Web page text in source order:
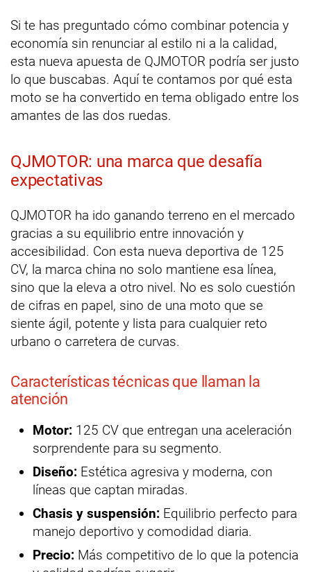
Si te has preguntado cómo combinar potencia y
economía sin renunciar al estilo ni a la calidad,
esta nueva apuesta de QJMOTOR podría ser justo
lo que buscabas. Aquí te contamos por qué esta
moto se ha convertido en tema obligado entre los
amantes de las dos ruedas.
QJMOTOR: una marca que desafía
expectativas
QJMOTOR ha ido ganando terreno en el mercado
gracias a su equilibrio entre innovación y
accesibilidad. Con esta nueva deportiva de 125
CV, la marca china no solo mantiene esa línea,
sino que la eleva a otro nivel. No es solo cuestión
de cifras en papel, sino de una moto que se
siente ágil, potente y lista para cualquier reto
urbano o carretera de curvas.
Características técnicas que llaman la
atención
Motor: 125 CV que entregan una aceleración
sorprendente para su segmento.
Diseño: Estética agresiva y moderna, con
líneas que captan miradas.
Chasis y suspensión: Equilibrio perfecto para
manejo deportivo y comodidad diaria.
Precio: Más competitivo de lo que la potencia